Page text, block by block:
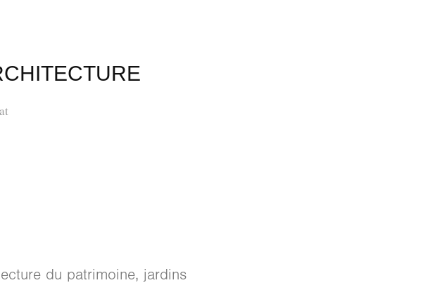
du patrimoine, jardins